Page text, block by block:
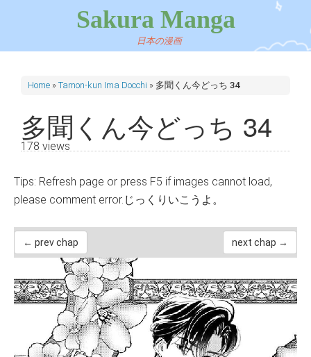
Sakura Manga
日本の漫画
Home » Tamon-kun Ima Docchi » 多聞くん今どっち 34
多聞くん今どっち 34
178 views
Tips: Refresh page or press F5 if images cannot load,
please comment error.じっくりいこうよ。
← prev chap next chap →